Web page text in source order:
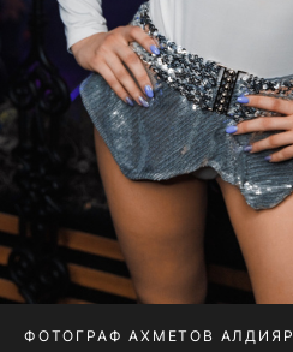
ФОТОГРАФ АХМЕТОВ АЛДИЯР